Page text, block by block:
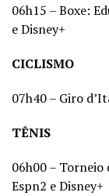
06h15 – Boxe:
e Disney+
CICLISMO
07h40 – Giro
TÊNIS
06h00 – Torneio
Espn2 e Disney+